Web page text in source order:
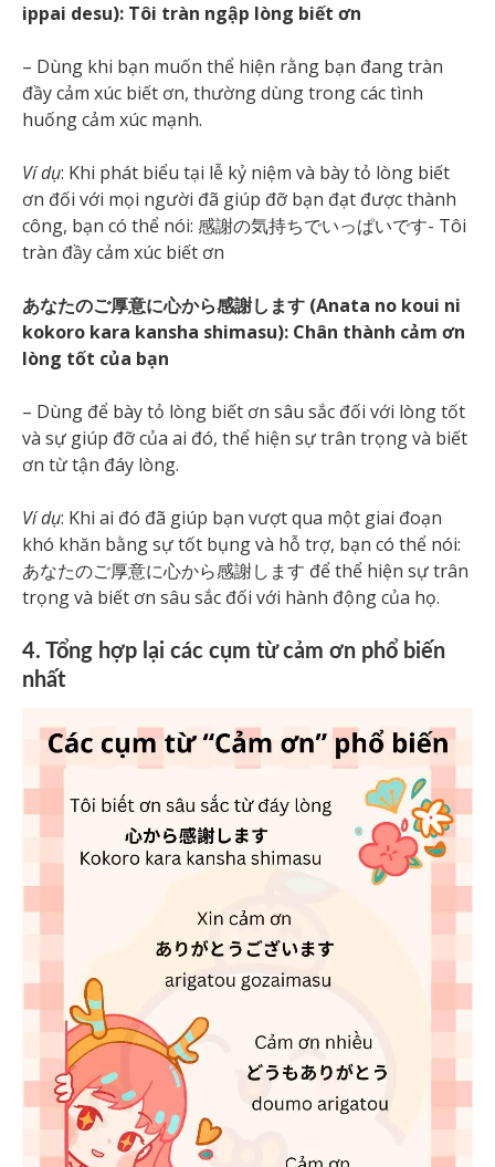
ippai desu): Tôi tràn ngập lòng biết ơn
– Dùng khi bạn muốn thể hiện rằng bạn đang tràn
đầy cảm xúc biết ơn, thường dùng trong các tình
huống cảm xúc mạnh.
Ví dụ: Khi phát biểu tại lễ kỷ niệm và bày tỏ lòng biết
ơn đối với mọi người đã giúp đỡ bạn đạt được thành
công, bạn có thể nói: 感謝の気持ちでいっぱいです- Tôi
tràn đầy cảm xúc biết ơn
あなたのご厚意に心から感謝します (Anata no koui ni
kokoro kara kansha shimasu): Chân thành cảm ơn
lòng tốt của bạn
– Dùng để bày tỏ lòng biết ơn sâu sắc đối với lòng tốt
và sự giúp đỡ của ai đó, thể hiện sự trân trọng và biết
ơn từ tận đáy lòng.
Ví dụ: Khi ai đó đã giúp bạn vượt qua một giai đoạn
khó khăn bằng sự tốt bụng và hỗ trợ, bạn có thể nói:
あなたのご厚意に心から感謝します để thể hiện sự trân
trọng và biết ơn sâu sắc đối với hành động của họ.
4. Tổng hợp lại các cụm từ cảm ơn phổ biến
nhất